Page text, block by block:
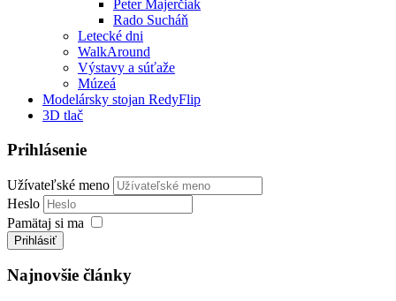
Peter Majerčiak
Rado Sucháň
Letecké dni
WalkAround
Výstavy a súťaže
Múzeá
Modelársky stojan RedyFlip
3D tlač
Prihlásenie
Užívateľské meno
Heslo
Pamätaj si ma
Prihlásiť
Najnovšie články